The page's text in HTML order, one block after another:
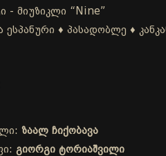
- მიუზიკლი “Nine”
ესპანური ♦ პასადობლე ♦
ზაალ ჩიქობავა
გიორგი ტორიაშვილი